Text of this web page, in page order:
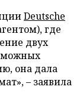
Deutsche
где
двух
она дала
– заявила